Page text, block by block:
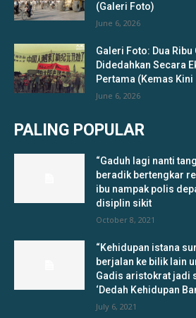
(Galeri Foto)
June 6, 2026
Galeri Foto: Dua
Didedahkan Secara
Pertama (Kemas Kini
June 6, 2026
PALING POPULAR
“Gaduh lagi nanti
beradik bertengkar
ibu nampak polis
disiplin sikit
October 8, 2021
“Kehidupan istana
berjalan ke bilik lain
Gadis aristokrat jadi
‘Dedah Kehidupan
July 6, 2021